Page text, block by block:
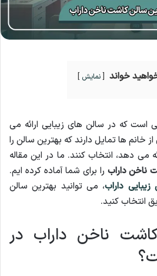
خواند نمایش
که در سالن های زیبایی ارائه می
خانم ها تمایل دارند که بهترین سالن را
می دهد، انتخاب کنند. ما در این مقاله
ناخن داراب را برای شما آماده کرده ایم.
داراب، می توانید بهترین سالن
انتخاب کنید.
ناخن داراب در